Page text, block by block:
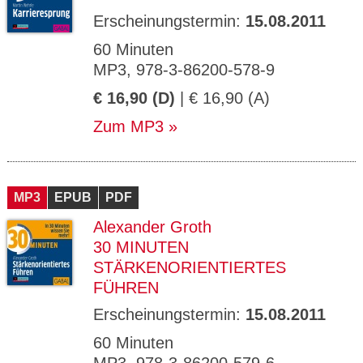
Erscheinungstermin: 15.08.2011
60 Minuten
MP3, 978-3-86200-578-9
€ 16,90 (D) | € 16,90 (A)
Zum MP3
MP3 EPUB PDF
Alexander Groth
30 MINUTEN
STÄRKENORIENTIERTES
FÜHREN
Erscheinungstermin: 15.08.2011
60 Minuten